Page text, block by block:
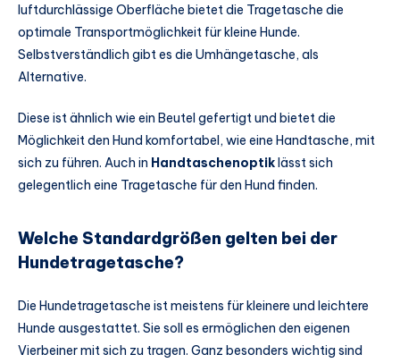
luftdurchlässige Oberfläche bietet die Tragetasche die
optimale Transportmöglichkeit für kleine Hunde.
Selbstverständlich gibt es die Umhängetasche, als
Alternative.
Diese ist ähnlich wie ein Beutel gefertigt und bietet die
Möglichkeit den Hund komfortabel, wie eine Handtasche, mit
sich zu führen. Auch in Handtaschenoptiklässt sich
gelegentlich eine Tragetasche für den Hund finden.
Welche Standardgrößen gelten bei der
Hundetragetasche?
Die Hundetragetasche ist meistens für kleinere und leichtere
Hunde ausgestattet. Sie soll es ermöglichen den eigenen
Vierbeiner mit sich zu tragen. Ganz besonders wichtig sind